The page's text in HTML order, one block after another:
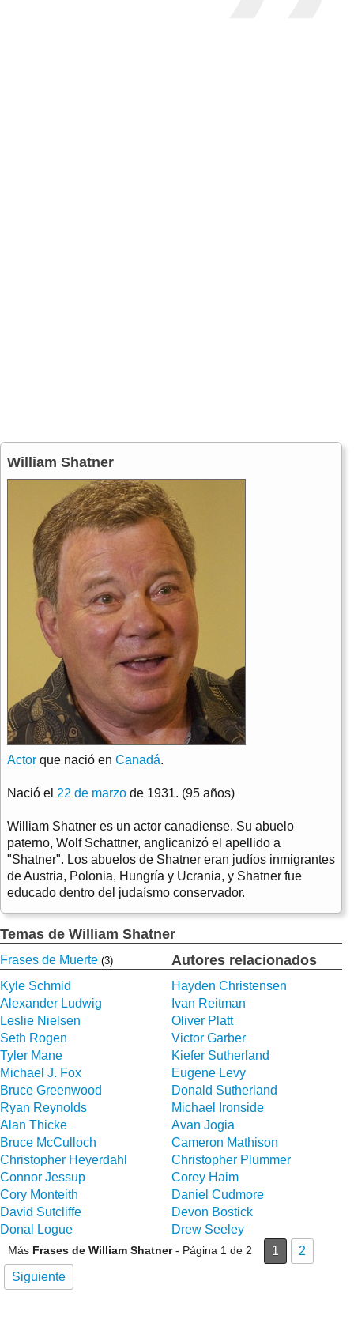
William Shatner
Actor que nació en Canadá.
Nació el 22 de marzo de 1931. (95 años)
William Shatner es un actor canadiense. Su abuelo
paterno, Wolf Schattner, anglicanizó el apellido a
"Shatner". Los abuelos de Shatner eran judíos inmigrantes
de Austria, Polonia, Hungría y Ucrania, y Shatner fue
educado dentro del judaísmo conservador.
Temas de William Shatner
Frases de Muerte (3) Autores relacionados
Kyle Schmid
Hayden Christensen
Alexander Ludwig
Ivan Reitman
Leslie Nielsen
Oliver Platt
Seth Rogen
Victor Garber
Tyler Mane
Kiefer Sutherland
Michael J. Fox
Eugene Levy
Bruce Greenwood
Donald Sutherland
Ryan Reynolds
Michael Ironside
Alan Thicke
Avan Jogia
Bruce McCulloch
Cameron Mathison
Christopher Heyerdahl
Christopher Plummer
Connor Jessup
Corey Haim
Cory Monteith
Daniel Cudmore
David Sutcliffe
Devon Bostick
Donal Logue
Drew Seeley
Más Frases de William Shatner- Página 1 de 2 1
2
Siguiente